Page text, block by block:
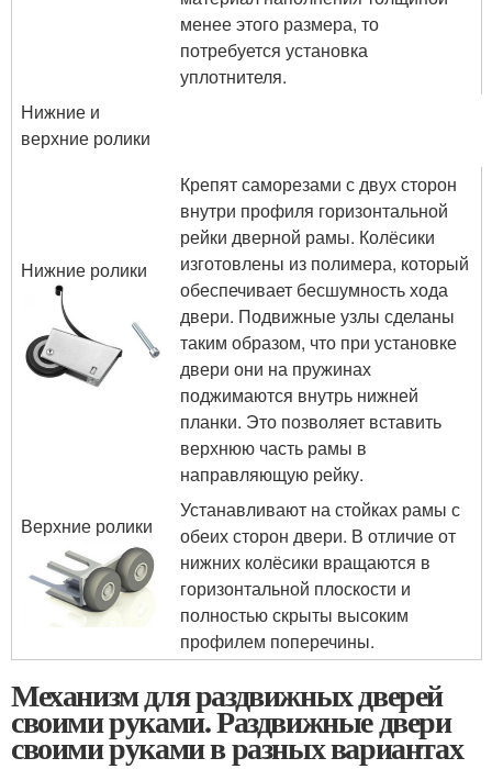
менее этого размера, то
потребуется установка
уплотнителя.
Нижние и
верхние ролики
Нижние ролики
Крепят саморезами с двух сторон
внутри профиля горизонтальной
рейки дверной рамы. Колёсики
изготовлены из полимера, который
обеспечивает бесшумность хода
двери. Подвижные узлы сделаны
таким образом, что при установке
двери они на пружинах
поджимаются внутрь нижней
планки. Это позволяет вставить
верхнюю часть рамы в
направляющую рейку.
Верхние ролики
Устанавливают на стойках рамы с
обеих сторон двери. В отличие от
нижних колёсики вращаются в
горизонтальной плоскости и
полностью скрыты высоким
профилем поперечины.
Механизм для раздвижных дверей
своими руками. Раздвижные двери
своими руками в разных вариантах